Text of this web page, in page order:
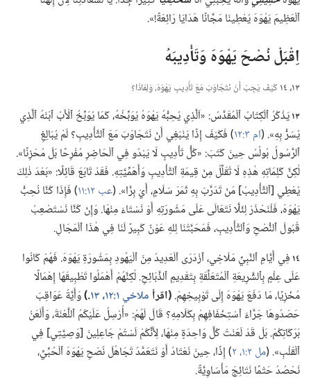
ٱلْعَظِيمَ يَهْوَهَ يُعْطِينَا مَجَّانًا هَدَايَا رَائِعَةً!‏».‏
اِقْبَلْ نُصْحَ يَهْوَهَ وَتَأْدِيبَهُ
١٣،‏ ١٤
كَيْفَ يَجِبُ أَنْ نَتَجَاوَبَ مَعَ تَأْدِيبِ يَهْوَهَ،‏ وَلِمَاذَا؟‏
١٣يَذْكُرُ ٱلْكِتَابُ ٱلْمُقَدَّسُ:‏ «اَلَّذِي يُحِبُّهُ يَهْوَهُ يُوَبِّخُهُ،‏ كَمَا يُوَبِّخُ ٱلْأَبُ ٱبْنَهُ ٱلَّذِي
يُسَرُّ بِهِ».‏ (‏ام ٣:‏١٢
‏)‏ فَكَيْفَ إِذًا يَنْبَغِي أَنْ نَتَجَاوَبَ مَعَ ٱلتَّأْدِيبِ؟‏ لَمْ يُبَالِغِ
ٱلرَّسُولُ بُولُسُ حِينَ كَتَبَ:‏ «كُلُّ تَأْدِيبٍ لَا يَبْدُو فِي ٱلْحَاضِرِ مُفْرِحًا بَلْ مُحْزِنًا».‏
لٰكِنَّ كَلِمَاتِهِ هٰذِهِ لَا تُقَلِّلُ مِنْ قِيمَةِ ٱلتَّأْدِيبِ وَأَهَمِّيَّتِهِ.‏ فَقَدْ تَابَعَ قَائِلًا:‏ «بَعْدَ ذٰلِكَ
يُعْطِي [ٱلتَّأْدِيبُ] مَنْ تَدَرَّبَ بِهِ ثَمَرَ سَلَامٍ،‏ أَيْ بِرًّا».‏ (‏عب ١٢:‏١١
‏)‏ فَإِذَا كُنَّا نُحِبُّ
يَهْوَهَ،‏ فَلْنَحْذَرْ لِئَلَّا نَتَعَالَى عَلَى مَشُورَتِهِ أَوْ نَسْتَاءَ مِنْهَا.‏ وَإِنْ كُنَّا نَسْتَصْعِبُ
قُبُولَ ٱلنُّصْحِ وَٱلتَّأْدِيبِ،‏ فَمَحَبَّتُنَا لِلهِ عَوْنٌ كَبِيرٌ لَنَا فِي هٰذَا ٱلْمَجَالِ.‏
١٤ فِي أَيَّامِ ٱلنَّبِيِّ مَلَاخِي،‏ ٱزْدَرَى ٱلْعَدِيدُ مِنَ ٱلْيَهُودِ بِمَشُورَةِ يَهْوَهَ.‏ فَهُمْ كَانُوا
عَلَى عِلْمٍ بِٱلشَّرِيعَةِ ٱلْمُتَعَلِّقَةِ بِتَقْدِيمِ ٱلذَّبَائِحِ.‏ لٰكِنَّهُمْ أَهْمَلُوا تَطْبِيقَهَا إِهْمَالًا
مُخْزِيًا،‏ مَا دَفَعَ يَهْوَهَ إِلَى تَوْبِيخِهِمْ.‏‏(‏اقرأ ملاخي ١:‏ ١٢،‏ ١٣ ‏.‏)‏وَأَيَّةُ عَوَاقِبَ
حَصَدُوهَا جَرَّاءَ ٱسْتِخْفَافِهِمْ بِكَلَامِهِ؟‏ قَالَ لَهُمْ:‏ «أُرْسِلُ عَلَيْكُمُ ٱللَّعْنَةَ،‏ وَأَلْعَنُ
بَرَكَاتِكُمْ.‏ بَلْ قَدْ لَعَنْتُ كُلَّ وَاحِدَةٍ مِنْهَا،‏ لِأَنَّكُمْ لَسْتُمْ جَاعِلِينَ [وَصِيَّتِي] فِي
ٱلْقَلْبِ».‏ (‏مل ٢:‏ ١،‏ ٢ ‏)‏ إِذًا،‏ حِينَ نَعْتَادُ أَوْ نَتَعَمَّدُ تَجَاهُلَ نُصْحِ يَهْوَهَ ٱلْحُبِّيِّ،‏
نَحْصُدُ حَتْمًا نَتَائِجَ مَأْسَاوِيَّةً.‏